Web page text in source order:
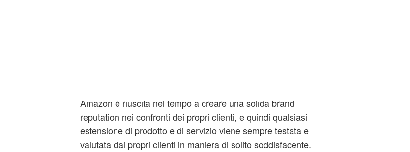
Amazon è riuscita nel tempo a creare una solida brand
reputation nei confronti dei propri clienti, e quindi qualsiasi
estensione di prodotto e di servizio viene sempre testata e
valutata dai propri clienti in maniera di solito soddisfacente.